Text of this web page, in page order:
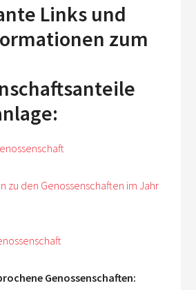
Links und
zum
zu den Genossenschaften im Jahr
Genossenschaften: